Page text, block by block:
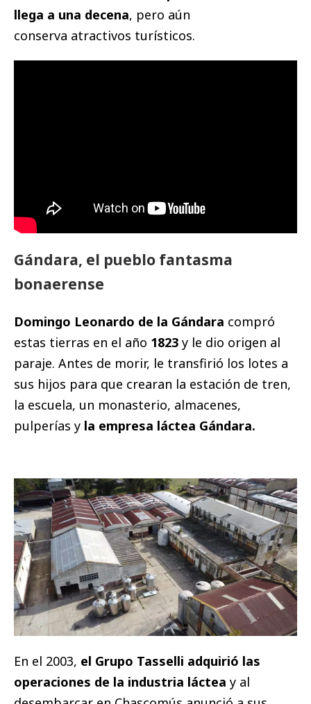
llega a una decena, pero aún
conserva atractivos turísticos.
Gándara, el pueblo fantasma
bonaerense
Domingo Leonardo de la Gándara compró
estas tierras en el año 1823 y le dio origen al
paraje. Antes de morir, le transfirió los lotes a
sus hijos para que crearan la estación de tren,
la escuela, un monasterio, almacenes,
pulperías y la empresa láctea Gándara.
En el 2003, el Grupo Tasselli adquirió las
operaciones de la industria láctea y al